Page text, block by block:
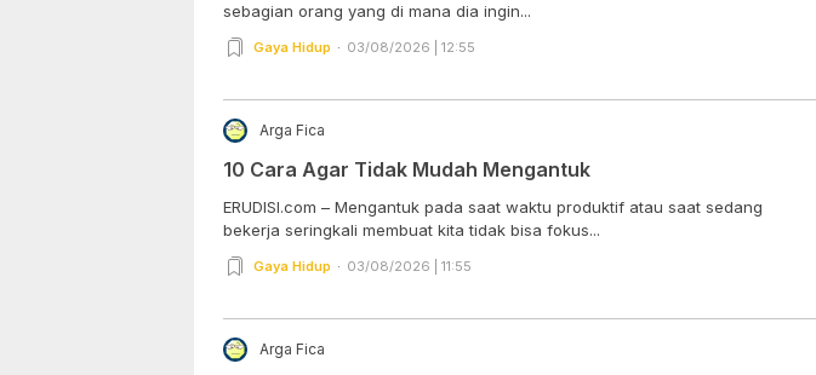
sebagian orang yang di mana dia ingin...
Gaya Hidup 03/08/2026 | 12:55
Arga Fica
10 Cara Agar Tidak Mudah Mengantuk
ERUDISI.com – Mengantuk pada saat waktu produktif atau saat sedang
bekerja seringkali membuat kita tidak bisa fokus...
Gaya Hidup 03/08/2026 | 11:55
Arga Fica